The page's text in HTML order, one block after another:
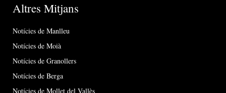
Altres Mitjans
Notícies de Manlleu
Notícies de Moià
Notícies de Granollers
Notícies de Berga
Notícies de Mollet del Vallès